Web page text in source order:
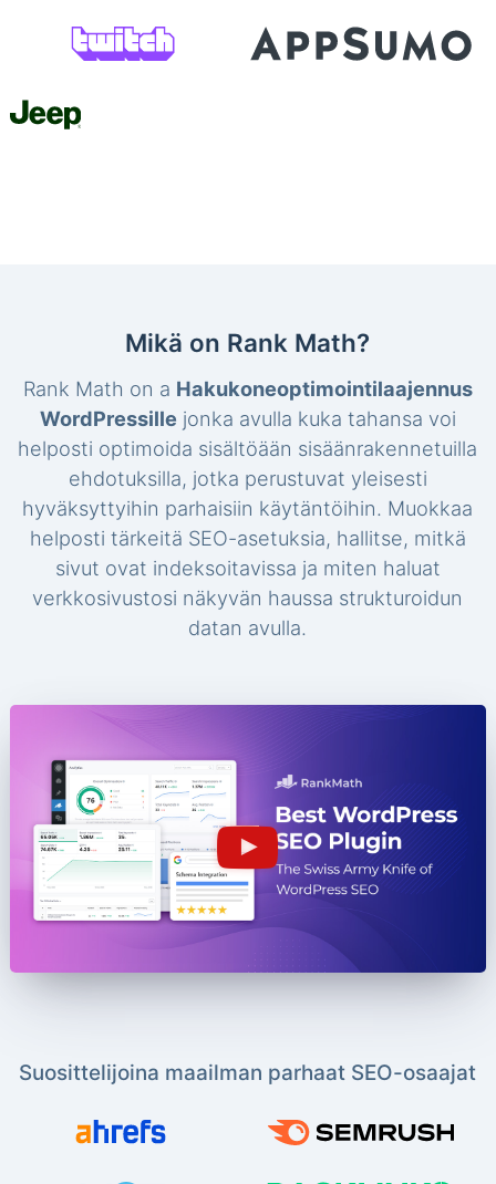
Mikä on Rank Math?
Rank Math on a Hakukoneoptimointilaajennus
WordPressille jonka avulla kuka tahansa voi
helposti optimoida sisältöään sisäänrakennetuilla
ehdotuksilla, jotka perustuvat yleisesti
hyväksyttyihin parhaisiin käytäntöihin. Muokkaa
helposti tärkeitä SEO-asetuksia, hallitse, mitkä
sivut ovat indeksoitavissa ja miten haluat
verkkosivustosi näkyvän haussa strukturoidun
datan avulla.
Suosittelijoina maailman parhaat SEO-osaajat